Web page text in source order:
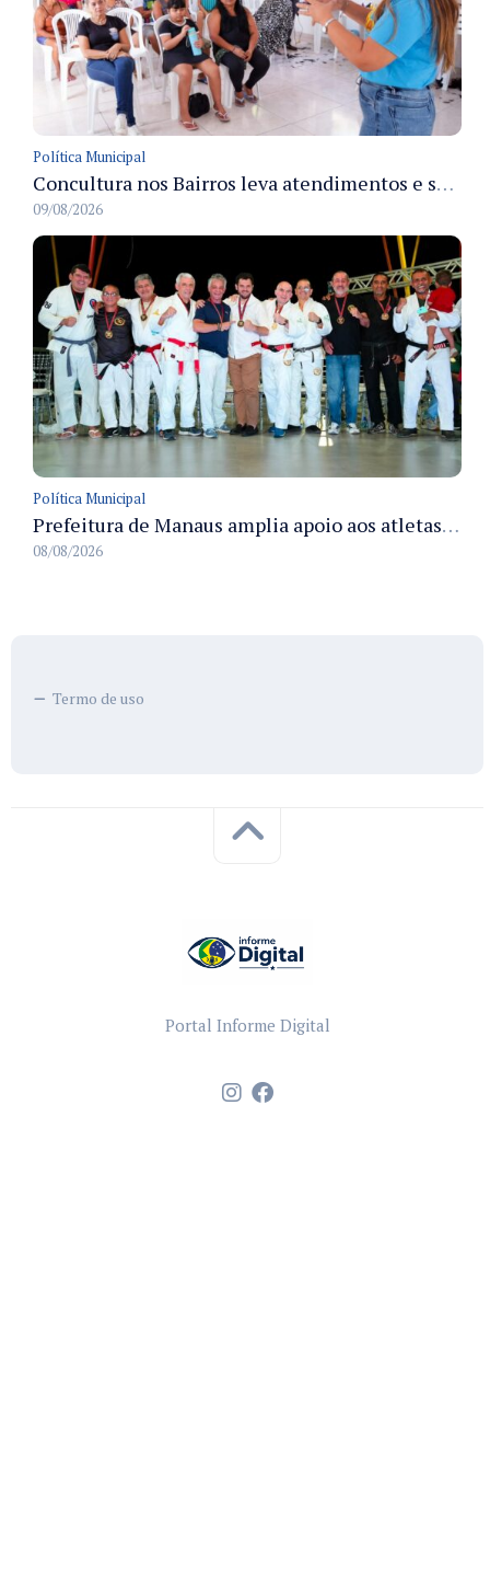
Política Municipal
Concultura nos Bairros leva atendimentos e serviços culturais ao Japiim em 8/8
09/08/2026
Política Municipal
Prefeitura de Manaus amplia apoio aos atletas de 100 para 150 beneficiados a partir do próximo ano
08/08/2026
Termo de uso
Portal Informe Digital